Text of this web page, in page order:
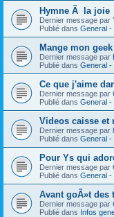
Hymne Ã la joie
Dernier message par
Publié dans General -
Mange mon geek
Dernier message par
Publié dans General -
Ce que j'aime
Dernier message par
Publié dans General -
Videos caisse et
Dernier message par
Publié dans General -
Pour Ys qui
Dernier message par
Publié dans General -
Avant goÃ»t des
Dernier message par
Publié dans Infos